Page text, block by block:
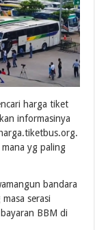
harga tiket
informasinya
yg paling
bandara
serasi
BBM di